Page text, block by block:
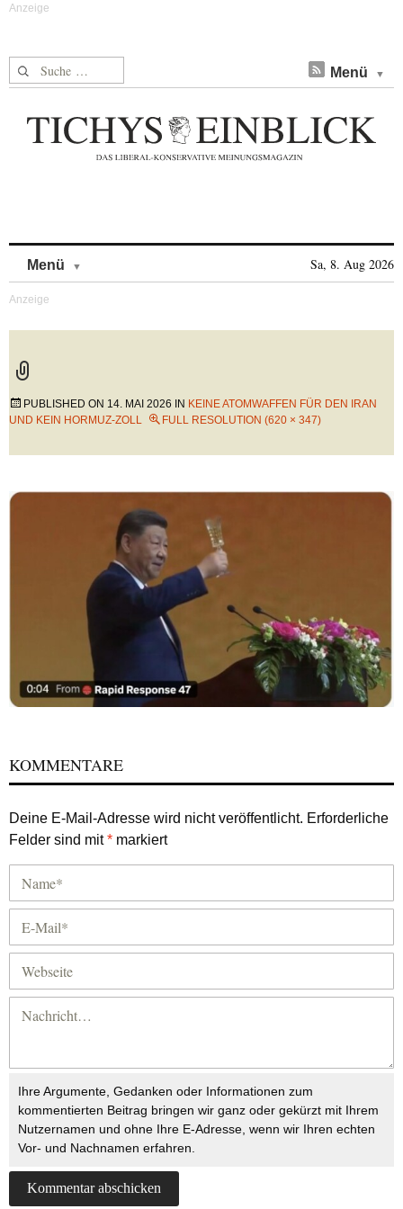
Suche nach: Menü
Menü Sa, 8. Aug 2026
PUBLISHED ON 14. MAI 2026 IN KEINE ATOMWAFFEN FÜR DEN IRAN
UND KEIN HORMUZ-ZOLL
FULL RESOLUTION (620 × 347)
KOMMENTARE
Deine E-Mail-Adresse wird nicht veröffentlicht. Erforderliche
Felder sind mit* markiert
Ihre Argumente, Gedanken oder Informationen zum
kommentierten Beitrag bringen wir ganz oder gekürzt mit Ihrem
Nutzernamen und ohne Ihre E-Adresse, wenn wir Ihren echten
Vor- und Nachnamen erfahren.